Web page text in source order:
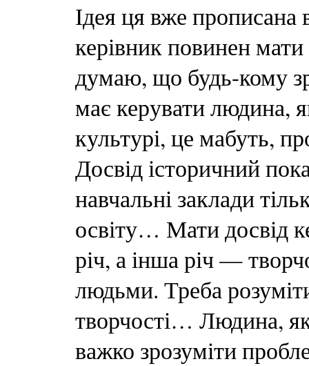
Ідея ця вже прописана
керівник повинен
думаю, що будь-кому
має керувати людина,
культурі, це мабуть,
Досвід історичний
навчальні заклади
освіту… Мати досвід
річ, а інша річ —
людьми. Треба
творчості… Людина,
важко зрозуміти